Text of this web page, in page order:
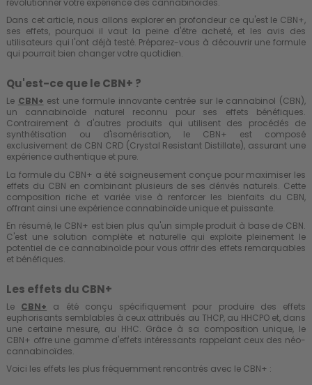
Dans cet article, nous allons explorer en profondeur ce qu'est le CBN+,
ses effets, pourquoi il vaut la peine d'être acheté, et les avis des
utilisateurs qui l'ont déjà testé. Préparez-vous à découvrir une formule
qui pourrait bien changer votre quotidien.
Qu'est-ce que le CBN+ ?
Le CBN+ est une formule innovante centrée sur le cannabinol (CBN),
un cannabinoïde naturel reconnu pour ses effets bénéfiques.
Contrairement à d'autres produits qui utilisent des procédés de
synthétisation ou d'isomérisation, le CBN+ est composé
exclusivement de CBN CRD (Crystal Resistant Distillate), assurant une
expérience authentique et pure.
La formule du CBN+ a été soigneusement conçue pour maximiser les
effets du CBN en combinant plusieurs de ses dérivés naturels. Cette
composition riche et variée vise à renforcer les bienfaits du CBN,
offrant ainsi une expérience cannabinoïde unique et puissante.
En résumé, le CBN+ est bien plus qu'un simple produit à base de CBN.
C'est une solution complète et naturelle qui exploite pleinement le
potentiel de ce cannabinoïde pour vous offrir des effets remarquables
et bénéfiques.
Les effets du CBN+
Le CBN+ a été conçu spécifiquement pour produire des effets
euphorisants semblables à ceux attribués au THCP, au HHCPO et, dans
une certaine mesure, au HHC. Grâce à sa composition unique, le
CBN+ offre une gamme d'effets intéressants rappelant ceux des néo-
cannabinoïdes.
Voici les effets les plus fréquemment rencontrés avec le CBN+ :